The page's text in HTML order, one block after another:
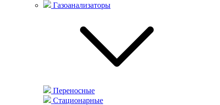
Газоанализаторы
Переносные
Стационарные